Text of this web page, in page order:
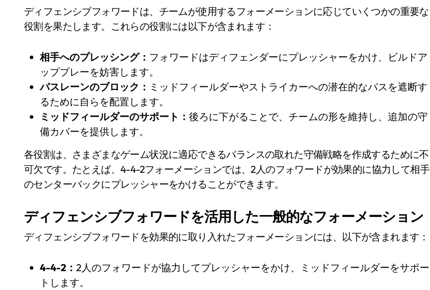
ディフェンシブフォワードは、チームが使用するフォーメーションに応じていくつかの重要な
役割を果たします。これらの役割には以下が含まれます：
相手へのプレッシング： フォワードはディフェンダーにプレッシャーをかけ、ビルドア
ッププレーを妨害します。
パスレーンのブロック： ミッドフィールダーやストライカーへの潜在的なパスを遮断す
るために自らを配置します。
ミッドフィールダーのサポート： 後ろに下がることで、チームの形を維持し、追加の守
備カバーを提供します。
各役割は、さまざまなゲーム状況に適応できるバランスの取れた守備戦略を作成するために不
可欠です。たとえば、4-4-2フォーメーションでは、2人のフォワードが効果的に協力して相手
のセンターバックにプレッシャーをかけることができます。
ディフェンシブフォワードを活用した一般的なフォーメーション
ディフェンシブフォワードを効果的に取り入れたフォーメーションには、以下が含まれます：
4-4-2： 2人のフォワードが協力してプレッシャーをかけ、ミッドフィールダーをサポー
トします。